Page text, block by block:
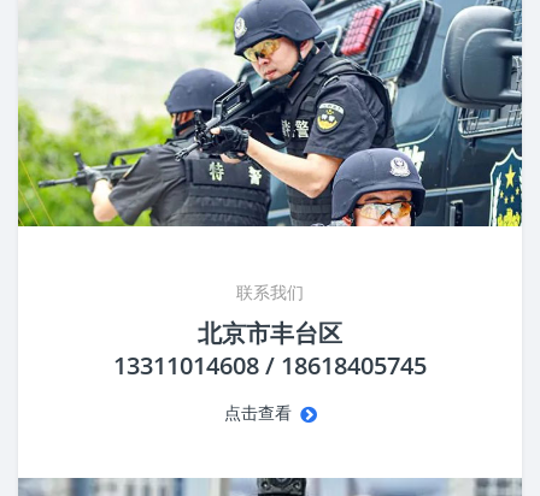
联系我们
北京市丰台区
13311014608 / 18618405745
点击查看